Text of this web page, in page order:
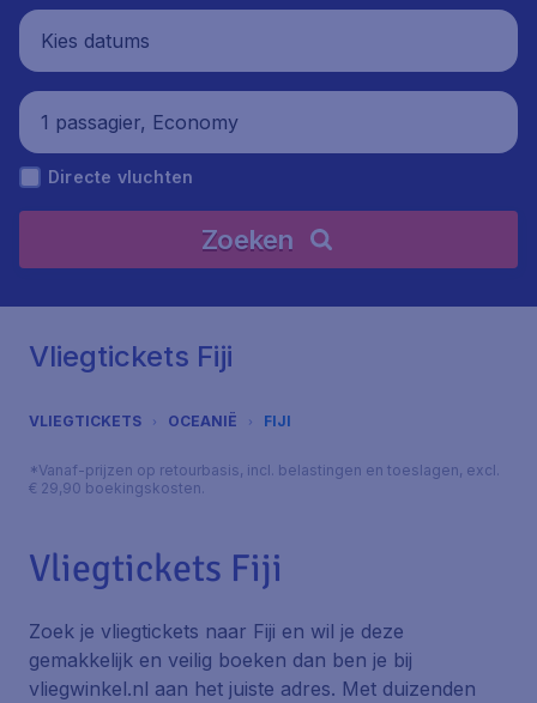
Kies datums
1 passagier, Economy
Directe vluchten
Zoeken
Vliegtickets Fiji
VLIEGTICKETS OCEANIË FIJI
*Vanaf-prijzen op retourbasis, incl. belastingen en toeslagen, excl.
€ 29,90 boekingskosten.
Vliegtickets Fiji
Zoek je vliegtickets naar Fiji en wil je deze
gemakkelijk en veilig boeken dan ben je bij
vliegwinkel.nl aan het juiste adres. Met duizenden